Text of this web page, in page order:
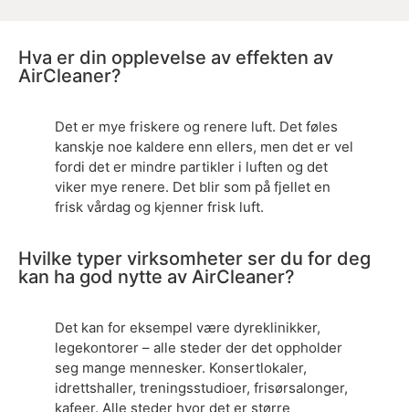
Hva er din opplevelse av effekten av
AirCleaner?
Det er mye friskere og renere luft. Det føles
kanskje noe kaldere enn ellers, men det er vel
fordi det er mindre partikler i luften og det
viker mye renere. Det blir som på fjellet en
frisk vårdag og kjenner frisk luft.
Hvilke typer virksomheter ser du for deg
kan ha god nytte av AirCleaner?
Det kan for eksempel være dyreklinikker,
legekontorer – alle steder der det oppholder
seg mange mennesker. Konsertlokaler,
idrettshaller, treningsstudioer, frisørsalonger,
kafeer. Alle steder hvor det er større